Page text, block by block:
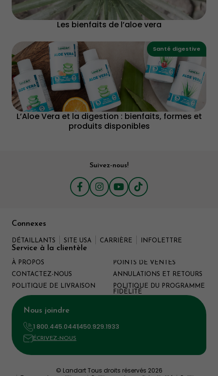
http://www.canalvie.com/sante-
beaute/sante/index-des-maladies/brulure-d-
estomac-1.1201529
https://sante.canoe.ca/channel/sante-
digestive/brulures-destomac-et-
indigestion/les-symptomes-des-brulures-
destomac
https://sante.canoe.ca/condition/getcondition/rgo-
reflux-gastro-sophagien
https://www.journaldemontreal.com/2016/02/14/8-
astuces-contre-les-reflux-gastriques
doc=reflux_gastro_oesophagien_pm
https://www.ncbi.nlm.nih.gov/pmc/articles/
https://www.ncbi.nlm.nih.gov/pmc/articles/
2015-310376/
Les bienfaits de l’aloe vera
Santé digestive
L’Aloe Vera et la digestion : bienfaits, formes et
produits disponibles
Suivez-nous!
Connexes
DÉTAILLANTS SITE USA CARRIÈRE INFOLETTRE
Service à la clientèle
À PROPOS
CONTACTEZ-NOUS
POLITIQUE DE LIVRAISON
POINTS DE VENTES
ANNULATIONS ET RETOURS
POLITIQUE DU PROGRAMME
FIDÉLITÉ
Nous joindre
1 800.445.0441450.929.1933
ÉCRIVEZ-NOUS
© Landart Tous droits réservés 2026